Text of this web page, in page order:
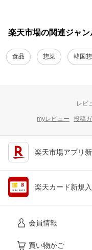
楽天市場の関連ジャン
食品 惣菜 韓国
レビ
myレビュー 投稿
楽天市場アプリ
楽天カード新規
会員情報
買い物かご